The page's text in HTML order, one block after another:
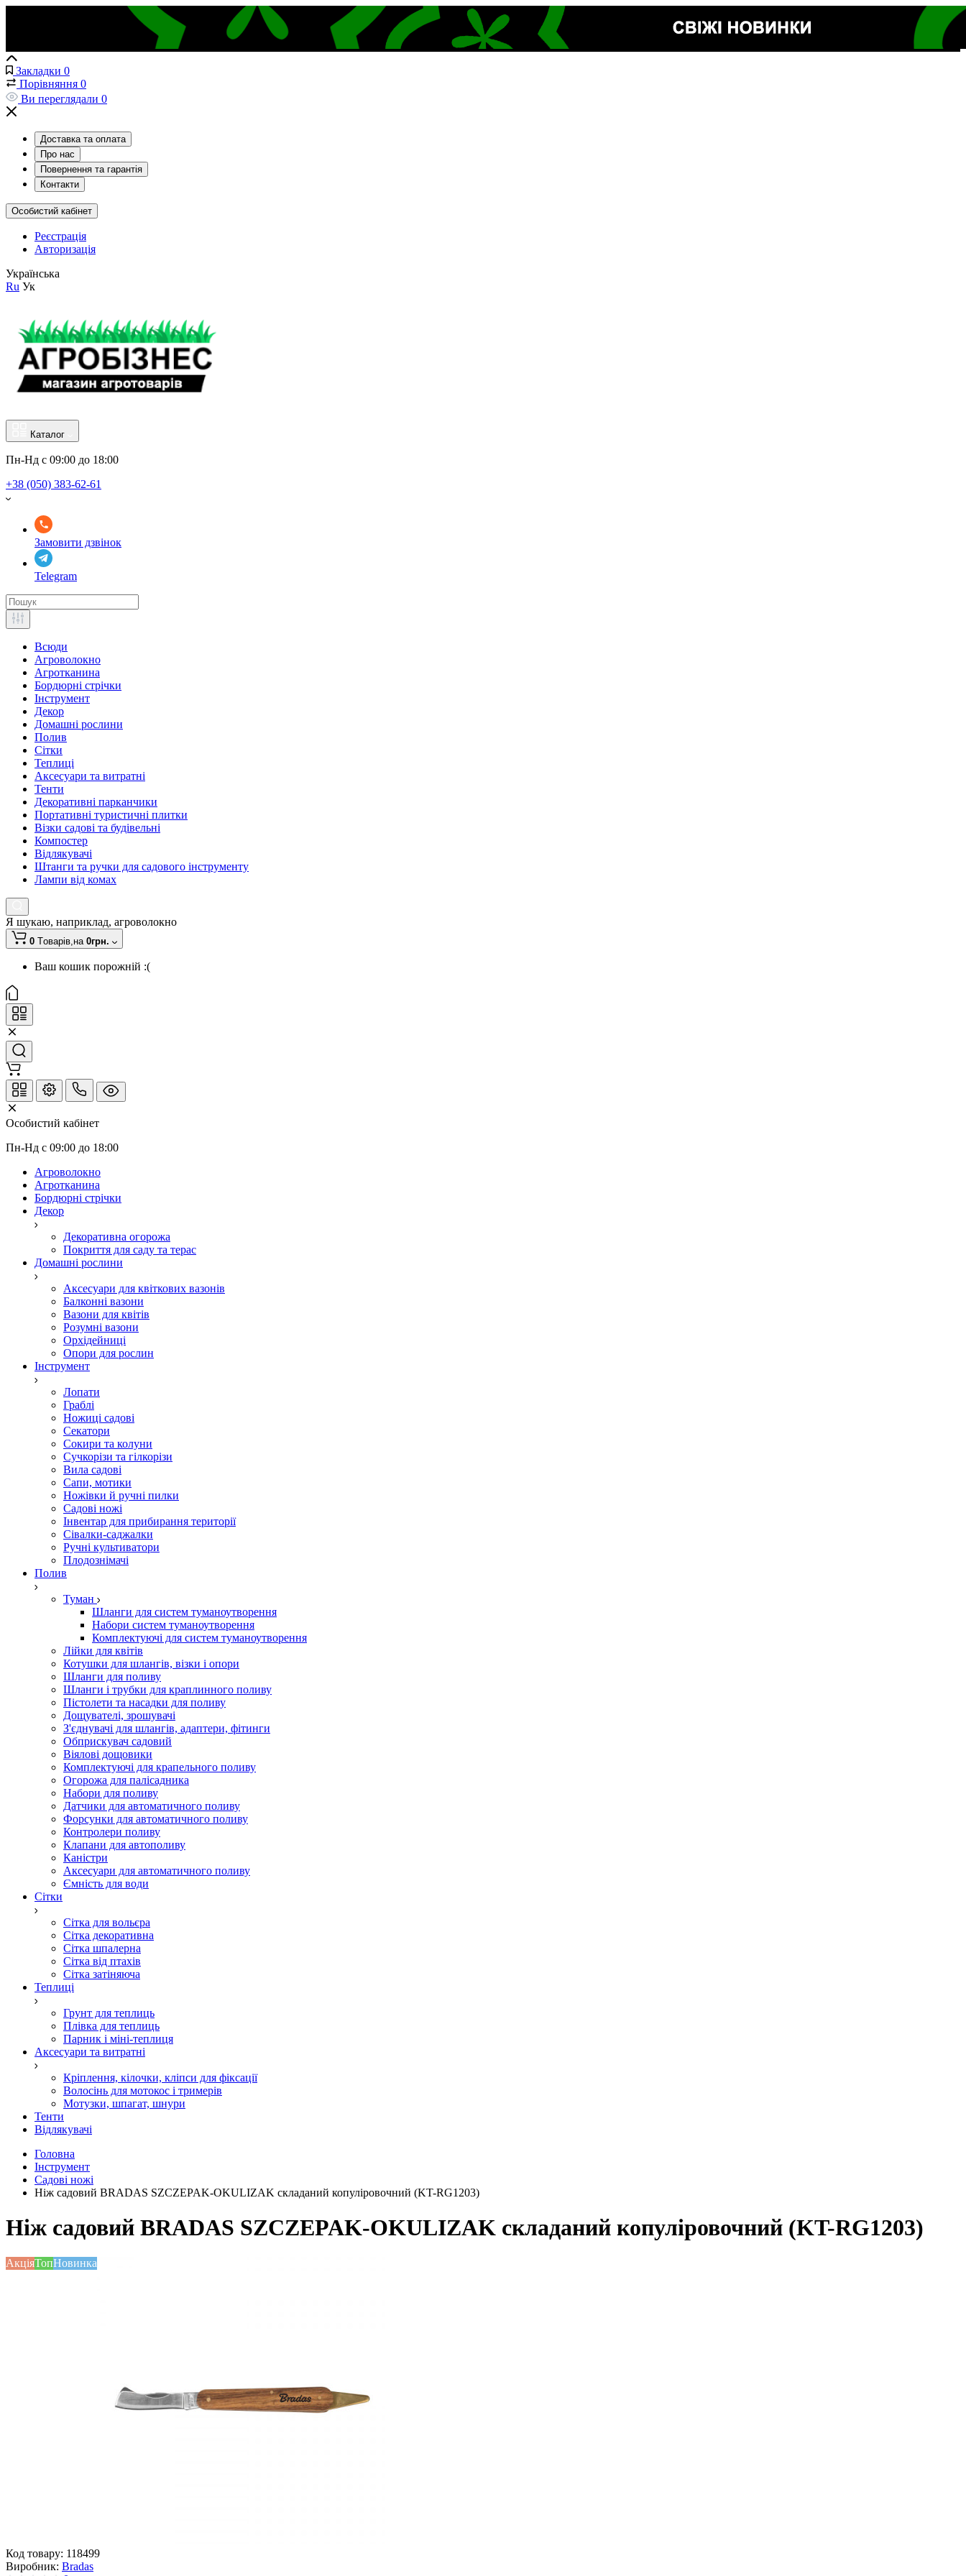
Закладки 0
Порівняння 0
Ви переглядали 0
Доставка та оплата
Про нас
Повернення та гарантія
Контакти
Особистий кабінет
Реєстрація
Авторизація
Українська
Ru Ук
Каталог
Пн-Нд с 09:00 до 18:00
+38 (050) 383-62-61
Замовити дзвінок
Telegram
Всюди
Агроволокно
Агротканина
Бордюрні стрічки
Інструмент
Декор
Домашні рослини
Полив
Сітки
Теплиці
Аксесуари та витратні
Тенти
Декоративні парканчики
Портативні туристичні плитки
Візки садові та будівельні
Компостер
Відлякувачі
Штанги та ручки для садового інструменту
Лампи від комах
Я шукаю, наприклад, агроволокно
0 Tоварів,на 0грн.
Ваш кошик порожній :(
Особистий кабінет
Пн-Нд с 09:00 до 18:00
Агроволокно
Агротканина
Бордюрні стрічки
Декор
Декоративна огорожа
Покриття для саду та терас
Домашні рослини
Аксесуари для квіткових вазонів
Балконні вазони
Вазони для квітів
Розумні вазони
Орхідейниці
Опори для рослин
Інструмент
Лопати
Граблі
Ножиці садові
Секатори
Сокири та колуни
Сучкорізи та гілкорізи
Вила садові
Сапи, мотики
Ножівки й ручні пилки
Садові ножі
Інвентар для прибирання території
Сівалки-саджалки
Ручні культиватори
Плодознімачі
Полив
Туман
Шланги для систем туманоутворення
Набори систем туманоутворення
Комплектуючі для систем туманоутворення
Лійки для квітів
Котушки для шлангів, візки і опори
Шланги для поливу
Шланги і трубки для краплинного поливу
Пістолети та насадки для поливу
Дощувателі, зрошувачі
З'єднувачі для шлангів, адаптери, фітинги
Обприскувач садовий
Віялові дощовики
Комплектуючі для крапельного поливу
Огорожа для палісадника
Набори для поливу
Датчики для автоматичного поливу
Форсунки для автоматичного поливу
Контролери поливу
Клапани для автополиву
Каністри
Аксесуари для автоматичного поливу
Ємність для води
Сітки
Сітка для вольєра
Сітка декоративна
Сітка шпалерна
Сітка від птахів
Сітка затіняюча
Теплиці
Грунт для теплиць
Плівка для теплиць
Парник і міні-теплиця
Аксесуари та витратні
Кріплення, кілочки, кліпси для фіксації
Волосінь для мотокос і тримерів
Мотузки, шпагат, шнури
Тенти
Відлякувачі
Головна
Інструмент
Садові ножі
Ніж садовий BRADAS SZCZEPAK-OKULIZAK складаний копуліровочний (KT-RG1203)
Ніж садовий BRADAS SZCZEPAK-OKULIZAK складаний копуліровочний (KT-RG1203)
АкціяТопНовинка
Код товару: 118499
Виробник: Bradas